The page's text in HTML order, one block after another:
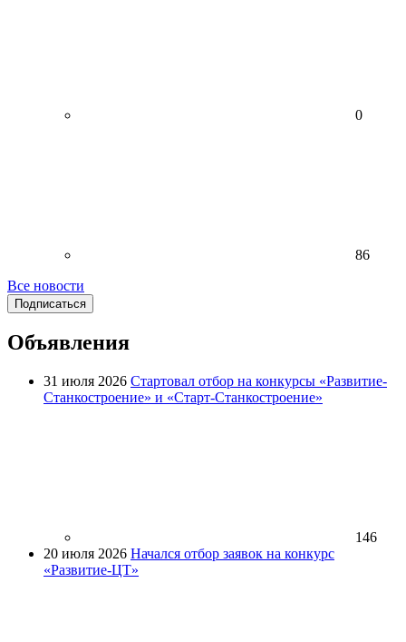
0
86
Все новости
Подписаться
Объявления
31 июля 2026 Стартовал отбор на конкурсы «Развитие-
Станкостроение» и «Старт-Станкостроение»
146
20 июля 2026 Начался отбор заявок на конкурс
«Развитие-ЦТ»